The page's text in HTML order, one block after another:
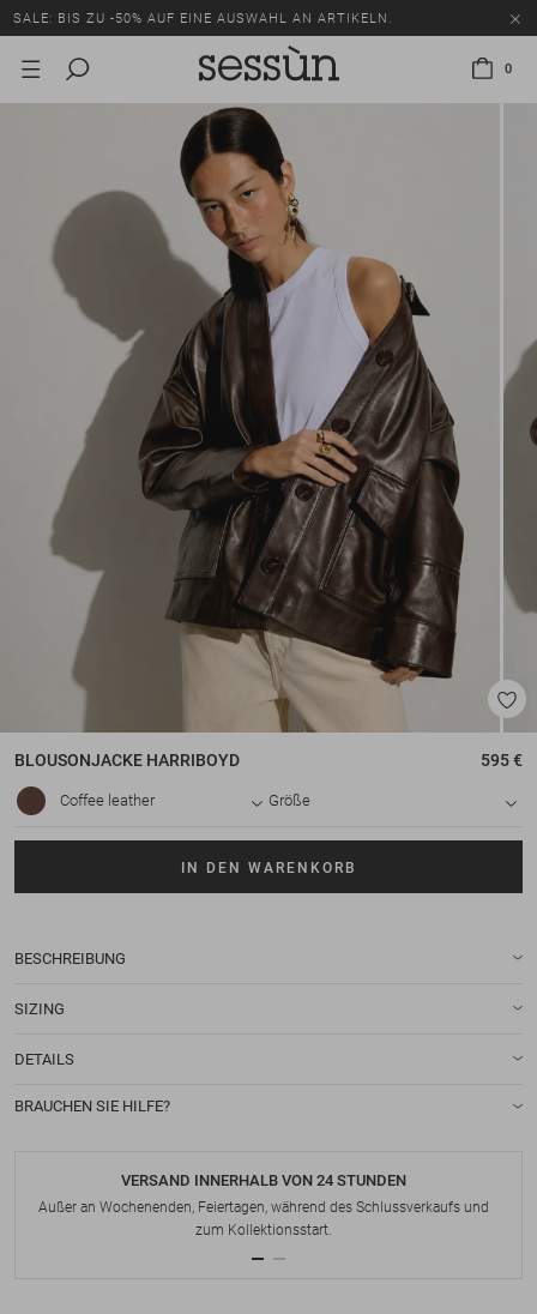
SALE: BIS ZU -50% AUF EINE AUSWAHL AN ARTIKELN.
0
BLOUSONJACKE HARRIBOYD 595 €
Coffee leather Größe
IN DEN WARENKORB
BESCHREIBUNG
SIZING
DETAILS
BRAUCHEN SIE HILFE?
VERSAND INNERHALB VON 24 STUNDEN
Außer an Wochenenden, Feiertagen, während des Schlussverkaufs und
zum Kollektionsstart.